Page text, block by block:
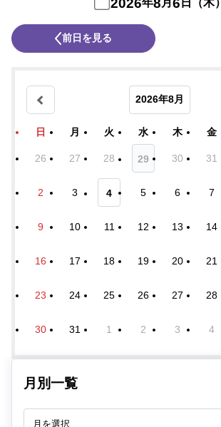
前日を見る
年 月 日（木）
2026年8月
日 月 火 水 木 金
26 27 28 29 30 31
2 3 4 5 6 7
9 10 11 12 13 14
16 17 18 19 20 21
23 24 25 26 27 28
30 31 1 2 3 4
月別一覧